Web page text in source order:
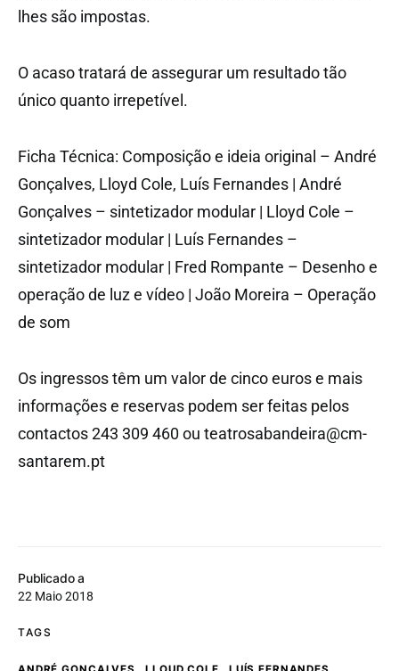
Publicado a
22 Maio 2018
TAGS
lhes são impostas.
O acaso tratará de assegurar um resultado tão
único quanto irrepetível.
Ficha Técnica: Composição e ideia original – André
Gonçalves, Lloyd Cole, Luís Fernandes | André
Gonçalves – sintetizador modular | Lloyd Cole –
sintetizador modular | Luís Fernandes –
sintetizador modular | Fred Rompante – Desenho e
operação de luz e vídeo | João Moreira – Operação
de som
Os ingressos têm um valor de cinco euros e mais
informações e reservas podem ser feitas pelos
contactos 243 309 460 ou teatrosabandeira@cm-
santarem.pt